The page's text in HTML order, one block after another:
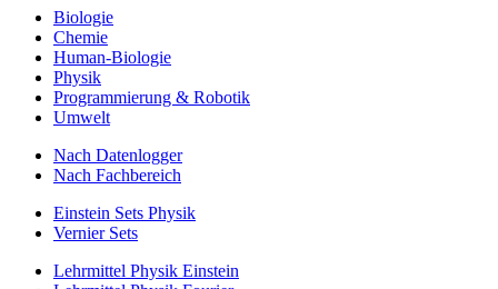
Biologie
Chemie
Human-Biologie
Physik
Programmierung & Robotik
Umwelt
Nach Datenlogger
Nach Fachbereich
Einstein Sets Physik
Vernier Sets
Lehrmittel Physik Einstein